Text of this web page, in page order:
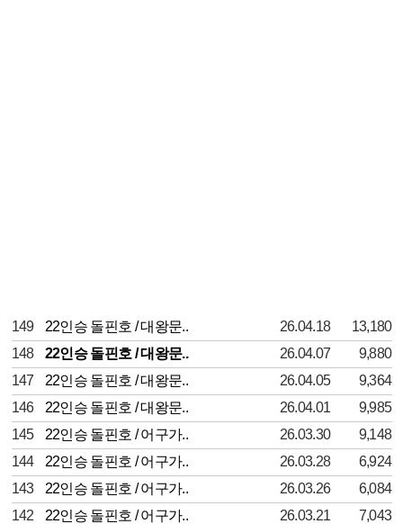
149 22인승 돌핀호 / 대왕문.. 26.04.18
13,180
148
22인승 돌핀호 / 대왕문.. 26.04.07
9,880
147
22인승 돌핀호 / 대왕문.. 26.04.05
9,364
146
22인승 돌핀호 / 대왕문.. 26.04.01
9,985
145
22인승 돌핀호 / 어구가.. 26.03.30
9,148
144
22인승 돌핀호 / 어구가.. 26.03.28
6,924
143
22인승 돌핀호 / 어구가.. 26.03.26
6,084
142
22인승 돌핀호 / 어구가.. 26.03.21
7,043